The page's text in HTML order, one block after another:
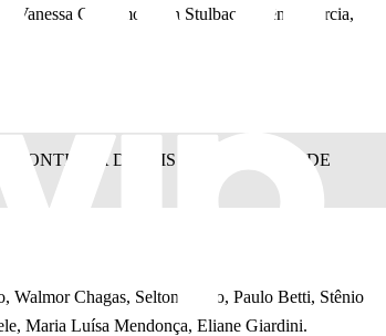
Vanessa Giácomo, Dan Stulbach, Stênio Garcia, Cacá
Walmor Chagas, Selton Mello, Paulo Betti, Stênio
Maria Luísa Mendonça, Eliane Giardini.